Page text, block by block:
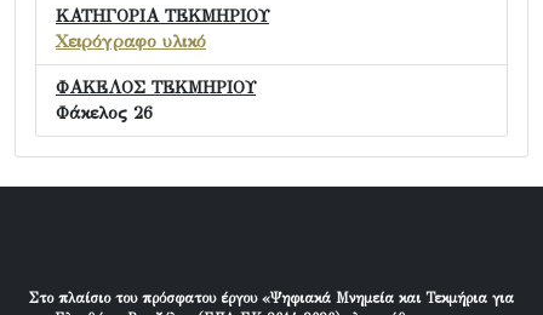
ΚΑΤΗΓΟΡΙΑ ΤΕΚΜΗΡΙΟΥ
Χειρόγραφο υλικό
ΦΑΚΕΛΟΣ ΤΕΚΜΗΡΙΟΥ
Φάκελος 26
Στο πλαίσιο του πρόσφατου έργου «Ψηφιακά Μνημεία και Τεκμήρια για